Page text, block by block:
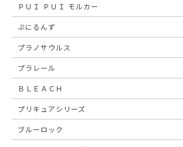
ＰＵＩ ＰＵＩ モルカー
ぷにるんず
プラノサウルス
プラレール
ＢＬＥＡＣＨ
プリキュアシリーズ
ブルーロック